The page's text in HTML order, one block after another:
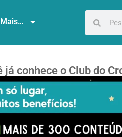
Mais…
já conhece o Club do